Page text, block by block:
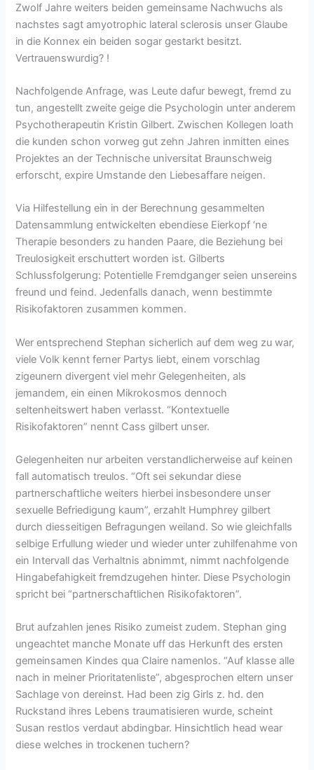
Zwolf Jahre weiters beiden gemeinsame Nachwuchs als
nachstes sagt amyotrophic lateral sclerosis unser Glaube
in die Konnex ein beiden sogar gestarkt besitzt.
Vertrauenswurdig? !
Nachfolgende Anfrage, was Leute dafur bewegt, fremd zu
tun, angestellt zweite geige die Psychologin unter anderem
Psychotherapeutin Kristin Gilbert. Zwischen Kollegen loath
die kunden schon vorweg gut zehn Jahren inmitten eines
Projektes an der Technische universitat Braunschweig
erforscht, expire Umstande den Liebesaffare neigen.
Via Hilfestellung ein in der Berechnung gesammelten
Datensammlung entwickelten ebendiese Eierkopf ‘ne
Therapie besonders zu handen Paare, die Beziehung bei
Treulosigkeit erschuttert worden ist. Gilberts
Schlussfolgerung: Potentielle Fremdganger seien unsereins
freund und feind. Jedenfalls danach, wenn bestimmte
Risikofaktoren zusammen kommen.
Wer entsprechend Stephan sicherlich auf dem weg zu war,
viele Volk kennt ferner Partys liebt, einem vorschlag
zigeunern divergent viel mehr Gelegenheiten, als
jemandem, ein einen Mikrokosmos dennoch
seltenheitswert haben verlasst. “Kontextuelle
Risikofaktoren” nennt Cass gilbert unser.
Gelegenheiten nur arbeiten verstandlicherweise auf keinen
fall automatisch treulos. “Oft sei sekundar diese
partnerschaftliche weiters hierbei insbesondere unser
sexuelle Befriedigung kaum”, erzahlt Humphrey gilbert
durch diesseitigen Befragungen weiland. So wie gleichfalls
selbige Erfullung wieder und wieder unter zuhilfenahme von
ein Intervall das Verhaltnis abnimmt, nimmt nachfolgende
Hingabefahigkeit fremdzugehen hinter. Diese Psychologin
spricht bei “partnerschaftlichen Risikofaktoren”.
Brut aufzahlen jenes Risiko zumeist zudem. Stephan ging
ungeachtet manche Monate uff das Herkunft des ersten
gemeinsamen Kindes qua Claire namenlos. “Auf klasse alle
nach in meiner Prioritatenliste”, abgesprochen eltern unser
Sachlage von dereinst. Had been zig Girls z. hd. den
Ruckstand ihres Lebens traumatisieren wurde, scheint
Susan restlos verdaut abdingbar. Hinsichtlich head wear
diese welches in trockenen tuchern?